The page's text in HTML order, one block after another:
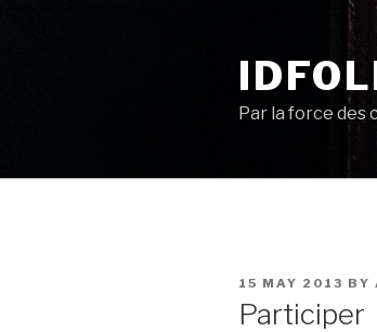
Par la force des
POSTED
15 MAY 2013 BY
Participer